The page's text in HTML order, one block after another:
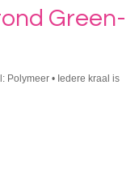
Green-
Polymeer • Iedere kraal is